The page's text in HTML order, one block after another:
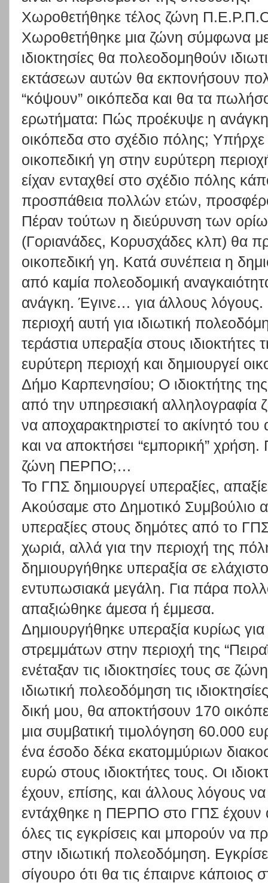
Χωροθετήθηκε τέλος ζώνη
Χωροθετήθηκε μια ζώνη σύμφωνα
ιδιοκτησίες θα πολεοδομηθούν
εκτάσεων αυτών θα εκπονήσουν
“κόψουν” οικόπεδα και θα τα
ερωτήματα: Πώς προέκυψε η
οικόπεδα στο σχέδιο πόλης;
οικοπεδική γη στην ευρύτερη
είχαν ενταχθεί στο σχέδιο πόλης
προσπάθεια πολλών ετών,
Πέραν τούτων η διεύρυνση των
(Γοριανάδες, Κορυσχάδες κλπ) θα
οικοπεδική γη. Κατά συνέπεια η
από καμία πολεοδομική
ανάγκη. Έγινε… για άλλους λόγους.
περιοχή αυτή για ιδιωτική
τεράστια υπεραξία στους ιδιοκτήτες
ευρύτερη περιοχή και δημιουργεί
Δήμο Καρπενησίου; Ο ιδιοκτήτης
από την υπηρεσιακή αλληλογραφία
να αποχαρακτηριστεί το ακίνητό του
και να αποκτήσει “εμπορική”
ζώνη ΠΕΡΠΟ;…
Το ΓΠΣ δημιουργεί υπεραξίες,
Ακούσαμε στο Δημοτικό Συμβούλιο
υπεραξίες στους δημότες από το
χωριά, αλλά για την περιοχή της
δημιουργήθηκε υπεραξία σε
εντυπωσιακά μεγάλη. Για πάρα
απαξιώθηκε άμεσα ή έμμεσα.
Δημιουργήθηκε υπεραξία κυρίως για
στρεμμάτων στην περιοχή της
ενέταξαν τις ιδιοκτησίες τους σε
ιδιωτική πολεοδόμηση τις
δική μου, θα αποκτήσουν 170
μια συμβατική τιμολόγηση 60.000
ένα έσοδο δέκα εκατομμύριων
ευρώ στους ιδιοκτήτες τους. Οι
έχουν, επίσης, και άλλους λόγους να
εντάχθηκε η ΠΕΡΠΟ στο ΓΠΣ έχουν
όλες τις εγκρίσεις και μπορούν
στην ιδιωτική πολεοδόμηση.
σίγουρο ότι θα τις έπαιρνε